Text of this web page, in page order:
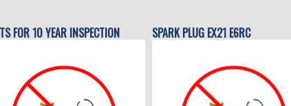
FOR 10 YEAR INSPECTION SPARK PLUG EX21 E6RC